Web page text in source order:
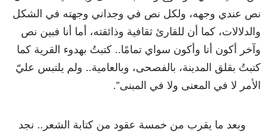
نص عندي وجهه، ولكل نص في وجداني وجهته في الشكل
والدلالات، كما أن للقارئ ثقافية وذائقته، أما أنا فبين نص
وآخر أكون أنا وأكون سواي تمامًا.. كتبتُ بهدوء القرية كما
كتبتُ بقلق المدينة، بالفصحى، وبالعامية.. ولم يلتبس عليّ
الأمر لا في المعنى ولا في المبنى”.
وبعد ما يقرب من خمسة عقود من كتابة الشعر.. نجد